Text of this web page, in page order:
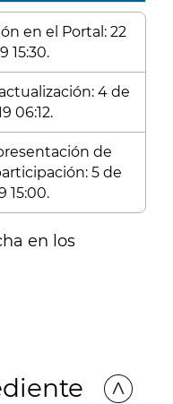
en el Portal: 22
15:30.
4 de
06:12.
de
5 de
15:00.
en los